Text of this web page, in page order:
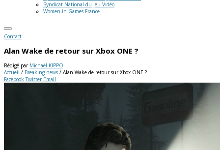
Syndicat National du Jeu Vidéo
Women in Games France
Contact
Alan Wake de retour sur Xbox ONE ?
Rédigé par Michaël KIPPO
Accueil / Breaking news / Alan Wake de retour sur Xbox ONE ?
Facebook Twitter Email